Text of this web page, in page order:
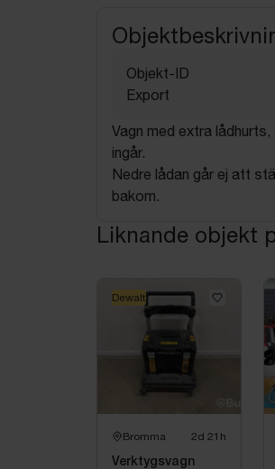
Objekt-ID
Export
Vagn med extra
ingår.
Nedre lådan går ej att
bakom.
Liknande objekt
Bromma 2d 21h
Verktygsvagn
Dewalt